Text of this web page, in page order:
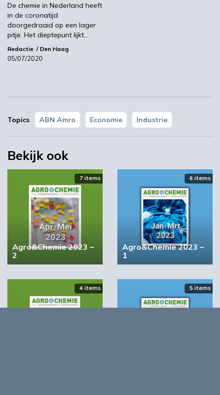
YPACK project gestart in Spanje
De chemie in Nederland heeft
in de coronatijd
doorgedraaid op een lager
pitje. Het dieptepunt lijkt…
Redactie Den Haag
05/07/2020
Topics ABN Amro Economie Industrie
Bekijk ook
7 items
Agro&Chemie 2023 –
2
6 items
Agro&Chemie 2023 –
1
4 items 5 items